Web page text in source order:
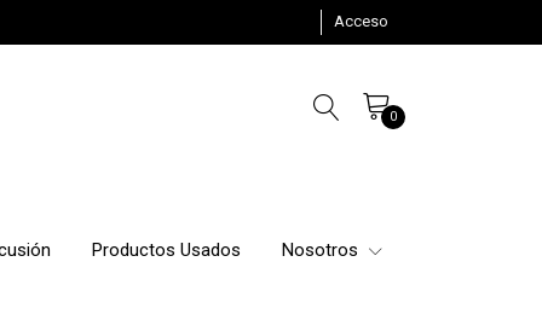
Acceso
0
Productos Usados Nosotros